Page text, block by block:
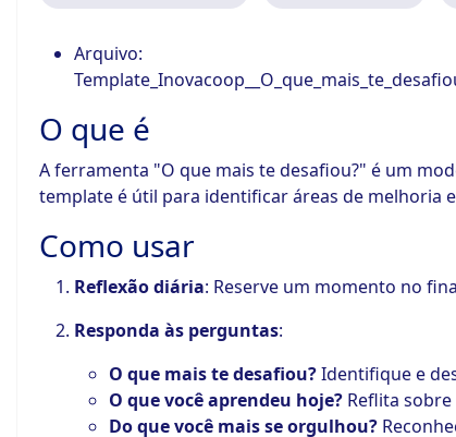
Arquivo:
O que é
A ferramenta "O que mais te desafiou?" é um
template é útil para identificar áreas de melhoria
Como usar
Reflexão diária: Reserve um momento no
Responda às perguntas:
O que mais te desafiou?Identifique e
O que você aprendeu hoje? Reflita
Do que você mais se orgulhou?